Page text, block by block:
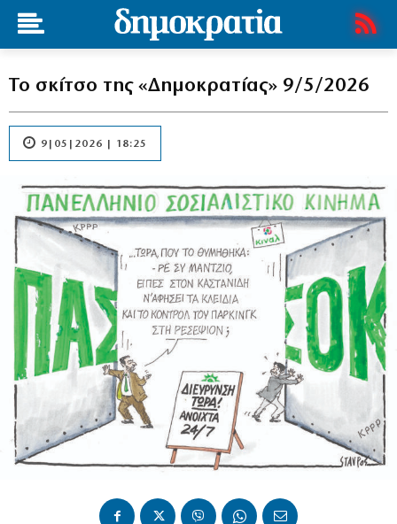
Το σκίτσο της «Δημοκρατίας» 9/5/2026
9|05|2026 | 18:25